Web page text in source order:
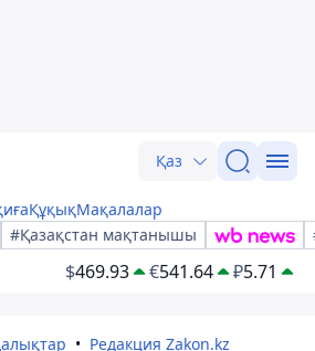
Қаз
ҚұқықМақалалар
#Қазақстан мақтанышы
$469.93 €541.64 ₽5.71
Редакция Zakon.kz